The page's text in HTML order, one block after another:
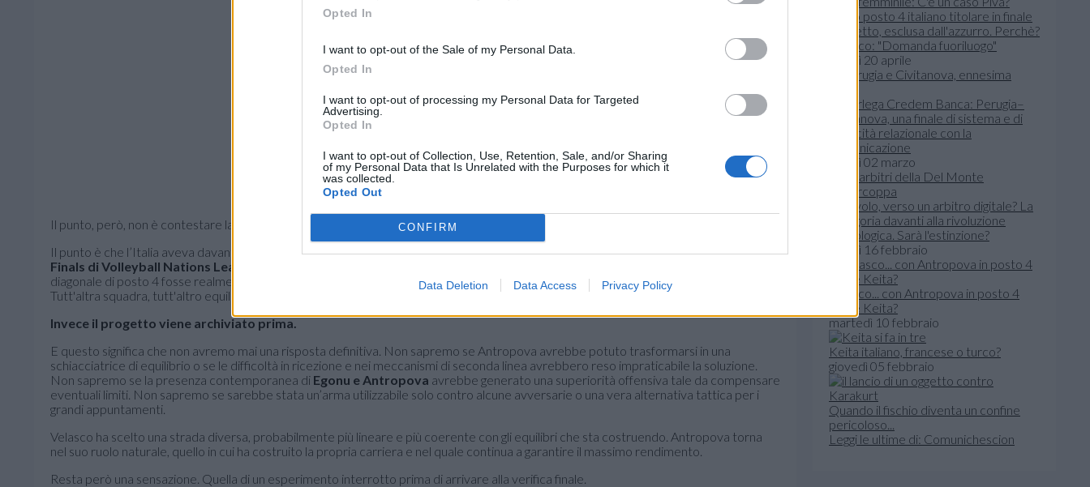
Opted In
I want to opt-out of the Sale of my Personal Data.
Opted In
I want to opt-out of processing my Personal Data for Targeted
Advertising.
Opted In
I want to opt-out of Collection, Use, Retention, Sale, and/or Sharing
of my Personal Data that Is Unrelated with the Purposes for which it
was collected.
Opted Out
CONFIRM
Data Deletion Data Access Privacy Policy
Il punto, però, non è contestare la scelta, le scelte sono dei tecnici.
Il punto è che l’Italia aveva davanti un’occasione rara per verificare fino in fondo una soluzione che sulla carta appariva affascinante. Le
Finals di Volleyball Nations League
diagonale di posto 4 fosse realmente praticabile ad alto livello oppure no. Con i potenziali rientri di
Orro, Sylla, Egonu e Danesi
Tutt'altra squadra, tutt'altro equilibrio.
Invece il progetto viene archiviato prima.
E questo significa che non avremo mai una risposta definitiva. Non sapremo se Antropova avrebbe potuto trasformarsi in una
schiacciatrice di equilibrio o se le difficoltà in ricezione e nei meccanismi di seconda linea avrebbero reso impraticabile la soluzione.
Non sapremo se la presenza contemporanea di Egonu e Antropova avrebbe generato una superiorità offensiva tale da compensare
eventuali limiti. Non sapremo se sarebbe stata un’arma utilizzabile solo contro alcune avversarie o una vera alternativa tattica per i
grandi appuntamenti.
Velasco ha scelto una strada diversa, probabilmente più lineare e più coerente con gli equilibri che sta costruendo. Antropova torna
nel suo ruolo naturale, quello in cui ha costruito la propria carriera e nel quale continua a garantire il massimo rendimento.
Resta però una sensazione. Quella di un esperimento interrotto prima di arrivare alla verifica finale.
Unico posto 4 italiano titolare in finale
scudetto, esclusa dall'azzurro. Perchè?
Velasco: "Domanda fuoriluogo"
lunedì 20 aprile
Superlega Credem Banca: Perugia–
Civitanova, una finale di sistema e di
capacità relazionale con la
comunicazione
lunedì 02 marzo
Pallavolo, verso un arbitro digitale? La
categoria davanti alla rivoluzione
tecnologica. Sarà l'estinzione?
lunedì 16 febbraio
Velasco... con Antropova in posto 4
come Keita?
martedì 10 febbraio
Keita italiano, francese o turco?
giovedì 05 febbraio
Quando il fischio diventa un confine
pericoloso...
Leggi le ultime di: Comunichescion